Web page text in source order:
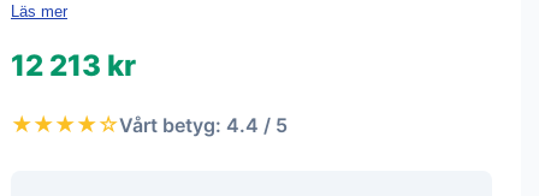
Läs mer
12 213 kr
★★★★☆Vårt betyg: 4.4 / 5